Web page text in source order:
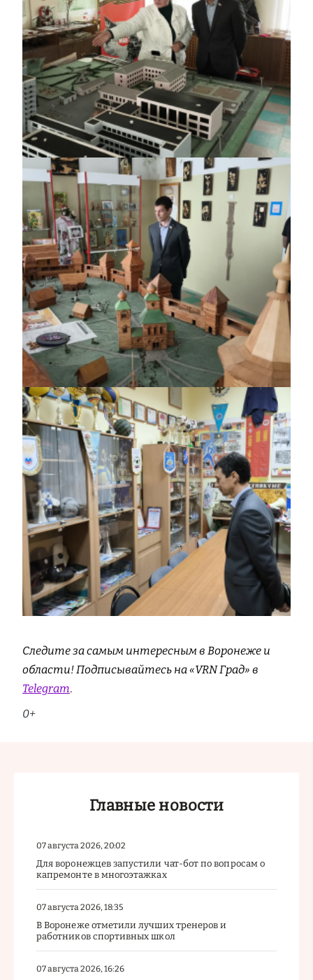
Следите за самым интересным в Воронеже и
области! Подписывайтесь на «VRN Град» в
Telegram.
0+
Главные новости
07 августа 2026, 20:02
Для воронежцев запустили чат-бот по вопросам о
капремонте в многоэтажках
07 августа 2026, 18:35
В Воронеже отметили лучших тренеров и
работников спортивных школ
07 августа 2026, 16:26